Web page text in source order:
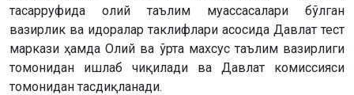
тасарруфида олий таълим муассасалари бўлган
вазирлик ва идоралар таклифлари асосида Давлат тест
маркази ҳамда Олий ва ўрта махсус таълим вазирлиги
томонидан ишлаб чиқилади ва Давлат комиссияси
томонидан тасдиқланади.